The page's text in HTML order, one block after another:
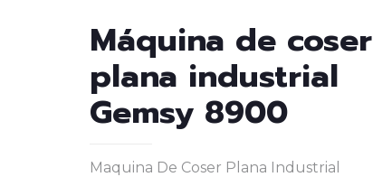
Máquina de coser
plana industrial
Gemsy 8900
Maquina De Coser Plana Industrial